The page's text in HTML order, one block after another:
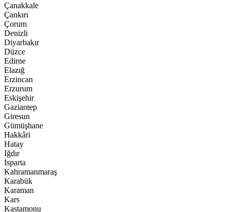
Çanakkale
Çankırı
Çorum
Denizli
Diyarbakır
Düzce
Edirne
Elazığ
Erzincan
Erzurum
Eskişehir
Gaziantep
Giresun
Gümüşhane
Hakkâri
Hatay
Iğdır
Isparta
Kahramanmaraş
Karabük
Karaman
Kars
Kastamonu